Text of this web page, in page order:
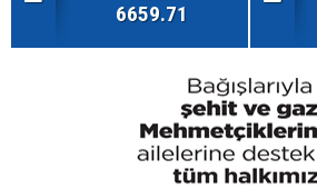
6659.71